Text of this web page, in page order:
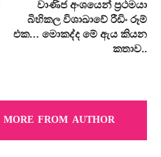
වාණිජ අංශයෙන් ප්‍රථමයා
බිහිකල විශාඛාවේ රීඩිං රූම්
එක… මොකද්ද මේ ඇය කියන
කතාව..
MORE FROM AUTHOR